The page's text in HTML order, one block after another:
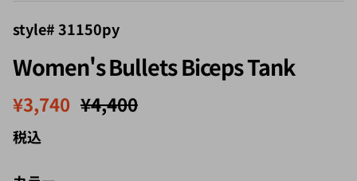
style# 31150py
Women's Bullets Biceps Tank
セール価格
¥3,740 定価
¥4,400
税込